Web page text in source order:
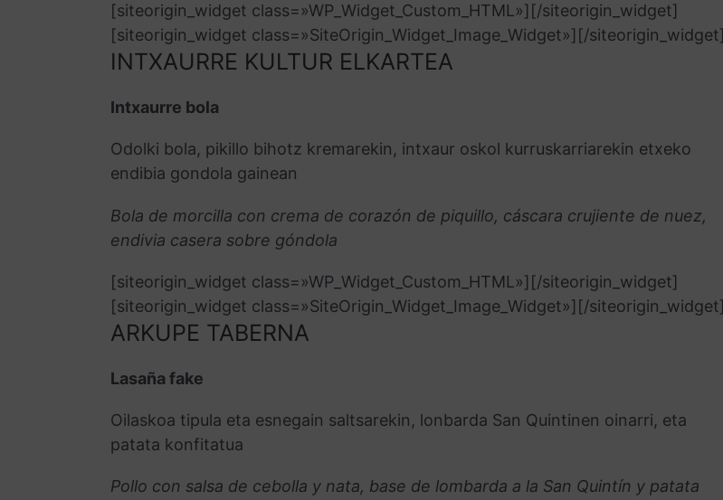
[siteorigin_widget class=»WP_Widget_Custom_HTML»] [/siteorigin_widget]
[siteorigin_widget class=»SiteOrigin_Widget_Image_Widget»] [/siteorigin_widget]
INTXAURRE KULTUR ELKARTEA
Intxaurre bola
Odolki bola, pikillo bihotz kremarekin, intxaur oskol kurruskarriarekin etxeko
endibia gondola gainean
Bola de morcilla con crema de corazón de piquillo, cáscara crujiente de nuez,
endivia casera sobre góndola
[siteorigin_widget class=»WP_Widget_Custom_HTML»] [/siteorigin_widget]
[siteorigin_widget class=»SiteOrigin_Widget_Image_Widget»] [/siteorigin_widget]
ARKUPE TABERNA
Lasaña fake
Oilaskoa tipula eta esnegain saltsarekin, lonbarda San Quintinen oinarri, eta
patata konfitatua
Pollo con salsa de cebolla y nata, base de lombarda a la San Quintín y patata